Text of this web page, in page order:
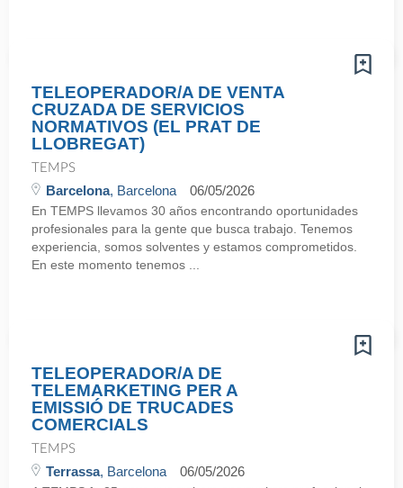
TELEOPERADOR/A DE VENTA
CRUZADA DE SERVICIOS
NORMATIVOS (EL PRAT DE
LLOBREGAT)
TEMPS
Barcelona, Barcelona 06/05/2026
En TEMPS llevamos 30 años encontrando oportunidades
profesionales para la gente que busca trabajo. Tenemos
experiencia, somos solventes y estamos comprometidos.
En este momento tenemos ...
TELEOPERADOR/A DE
TELEMARKETING PER A
EMISSIÓ DE TRUCADES
COMERCIALS
TEMPS
Terrassa, Barcelona 06/05/2026